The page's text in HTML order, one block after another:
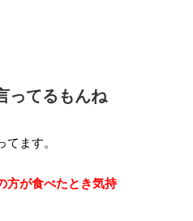
ってるもんね
ます。
方が食べたとき気持